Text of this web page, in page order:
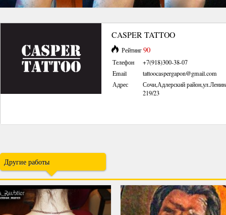
CASPER TATTOO
Рейтинг90
Телефон
+7(918)300-38-07
Email
tattoocaspergapon@gmail.com
Адрес
Сочи,Адлерский
219/23
Другие работы